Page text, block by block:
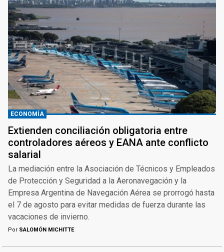
ECONOMÍA
Extienden conciliación obligatoria entre
controladores aéreos y EANA ante conflicto
salarial
La mediación entre la Asociación de Técnicos y Empleados
de Protección y Seguridad a la Aeronavegación y la
Empresa Argentina de Navegación Aérea se prorrogó hasta
el 7 de agosto para evitar medidas de fuerza durante las
vacaciones de invierno.
Por SALOMÓN MICHITTE